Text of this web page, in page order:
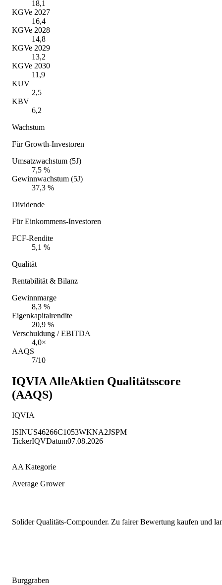
18,1
KGVe 2027
16,4
KGVe 2028
14,8
KGVe 2029
13,2
KGVe 2030
11,9
KUV
2,5
KBV
6,2
Wachstum
Für Growth-Investoren
Umsatzwachstum (5J)
7,5 %
Gewinnwachstum (5J)
37,3 %
Dividende
Für Einkommens-Investoren
FCF-Rendite
5,1 %
Qualität
Rentabilität & Bilanz
Gewinnmarge
8,3 %
Eigenkapitalrendite
20,9 %
Verschuldung / EBITDA
4,0×
AAQS
7/10
IQVIA AlleAktien Qualitätsscore
(AAQS)
IQVIA
ISINUS46266C1053WKNA2JSPM
TickerIQVDatum07.08.2026
AA Kategorie
Average Grower
Solider Qualitäts-Compounder. Zu fairer Bewertung kaufen und
Burggraben